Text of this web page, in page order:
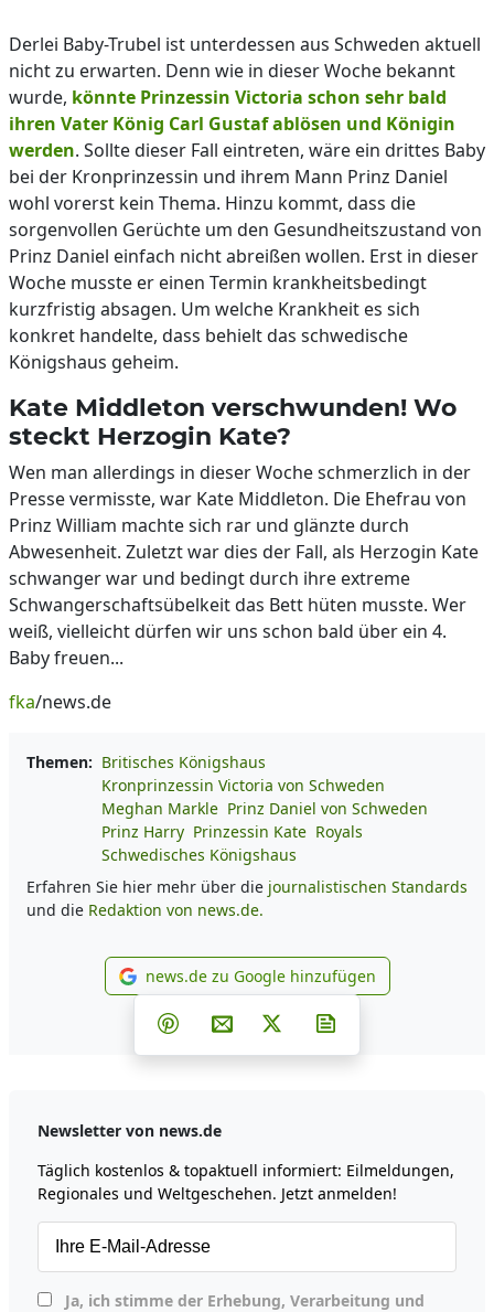
Derlei Baby-Trubel ist unterdessen aus Schweden aktuell
nicht zu erwarten. Denn wie in dieser Woche bekannt
wurde, könnte Prinzessin Victoria schon sehr bald
ihren Vater König Carl Gustaf ablösen und Königin
werden. Sollte dieser Fall eintreten, wäre ein drittes Baby
bei der Kronprinzessin und ihrem Mann Prinz Daniel
wohl vorerst kein Thema. Hinzu kommt, dass die
sorgenvollen Gerüchte um den Gesundheitszustand von
Prinz Daniel einfach nicht abreißen wollen. Erst in dieser
Woche musste er einen Termin krankheitsbedingt
kurzfristig absagen. Um welche Krankheit es sich
konkret handelte, dass behielt das schwedische
Königshaus geheim.
Kate Middleton verschwunden! Wo
steckt Herzogin Kate?
Wen man allerdings in dieser Woche schmerzlich in der
Presse vermisste, war Kate Middleton. Die Ehefrau von
Prinz William machte sich rar und glänzte durch
Abwesenheit. Zuletzt war dies der Fall, als Herzogin Kate
schwanger war und bedingt durch ihre extreme
Schwangerschaftsübelkeit das Bett hüten musste. Wer
weiß, vielleicht dürfen wir uns schon bald über ein 4.
Baby freuen...
fka/news.de
Themen: Britisches Königshaus
Kronprinzessin Victoria von Schweden
Meghan Markle Prinz Daniel von Schweden
Prinz Harry Prinzessin Kate Royals
Schwedisches Königshaus
Erfahren Sie hier mehr über die journalistischen Standards
und die Redaktion von news.de.
news.de zu Google
news.de zu Google hinzufügen
Teilen auf Facebook
Teilen auf Whatsapp
Teilen auf Telegram
Teilen auf Pinterest
Per E-Mail teilen
Post auf X
Newsletter von news.de
Täglich kostenlos & topaktuell informiert: Eilmeldungen,
Regionales und Weltgeschehen. Jetzt anmelden!